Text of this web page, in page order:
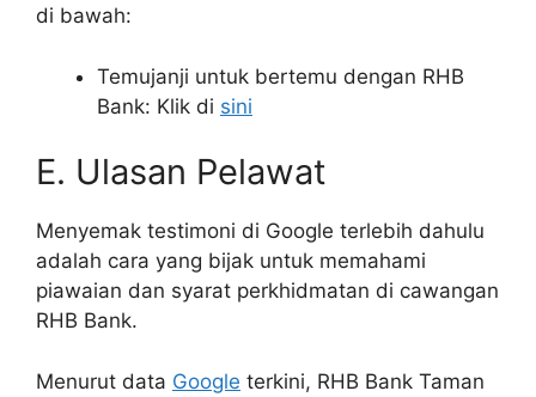
di bawah:
Temujanji untuk bertemu dengan RHB
Bank: Klik di sini
E. Ulasan Pelawat
Menyemak testimoni di Google terlebih dahulu
adalah cara yang bijak untuk memahami
piawaian dan syarat perkhidmatan di cawangan
RHB Bank.
Menurut data Google terkini, RHB Bank Taman